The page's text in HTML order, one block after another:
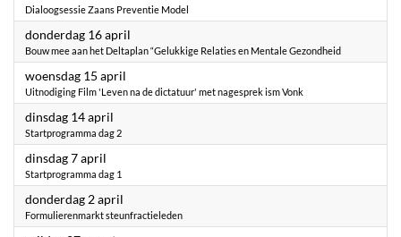
Dialoogsessie Zaans Preventie Model
donderdag 16 april
Bouw mee aan het Deltaplan “Gelukkige Relaties en Mentale Gezondheid
woensdag 15 april
Uitnodiging Film 'Leven na de dictatuur' met nagesprek ism Vonk
dinsdag 14 april
Startprogramma dag 2
dinsdag 7 april
Startprogramma dag 1
donderdag 2 april
Formulierenmarkt steunfractieleden